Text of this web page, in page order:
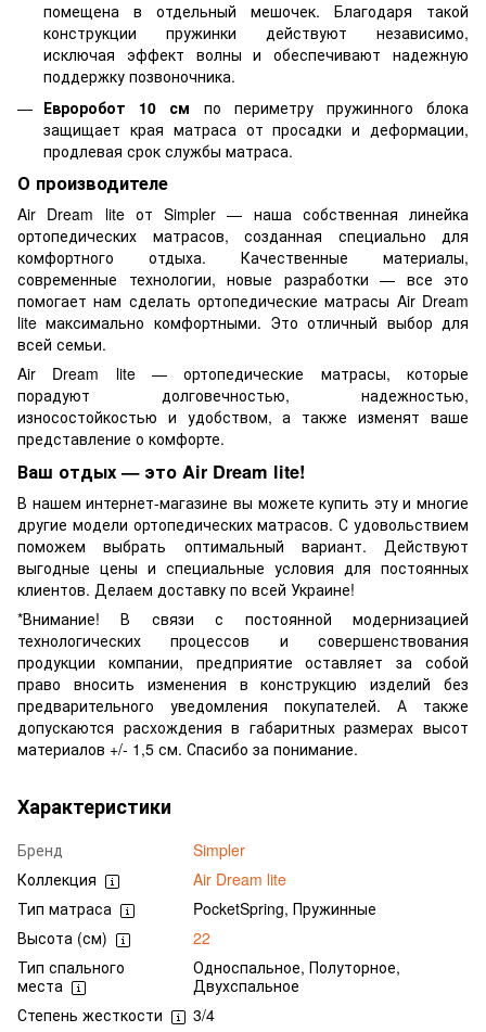
помещена в отдельный мешочек. Благодаря такой
конструкции пружинки действуют независимо,
исключая эффект волны и обеспечивают надежную
поддержку позвоночника.
Евроробот 10 см по периметру пружинного блока
защищает края матраса от просадки и деформации,
продлевая срок службы матраса.
О производителе
Air Dream lite от Simpler — наша собственная линейка
ортопедических матрасов, созданная специально для
комфортного отдыха. Качественные материалы,
современные технологии, новые разработки — все это
помогает нам сделать ортопедические матрасы Air Dream
lite максимально комфортными. Это отличный выбор для
всей семьи.
Air Dream lite — ортопедические матрасы, которые
порадуют долговечностью, надежностью,
износостойкостью и удобством, а также изменят ваше
представление о комфорте.
Ваш отдых — это Air Dream lite!
В нашем интернет-магазине вы можете купить эту и многие
другие модели ортопедических матрасов. С удовольствием
поможем выбрать оптимальный вариант. Действуют
выгодные цены и специальные условия для постоянных
клиентов. Делаем доставку по всей Украине!
*Внимание! В связи с постоянной модернизацией
технологических процессов и совершенствования
продукции компании, предприятие оставляет за собой
право вносить изменения в конструкцию изделий без
предварительного уведомления покупателей. А также
допускаются расхождения в габаритных размерах высот
материалов +/- 1,5 см. Спасибо за понимание.
Характеристики
Бренд
Simpler
Коллекция
Air Dream lite
Тип матраса
PocketSpring, Пружинные
Высота (см)
22
Тип спального
места
Односпальное, Полуторное,
Двухспальное
Степень жесткости
3/4